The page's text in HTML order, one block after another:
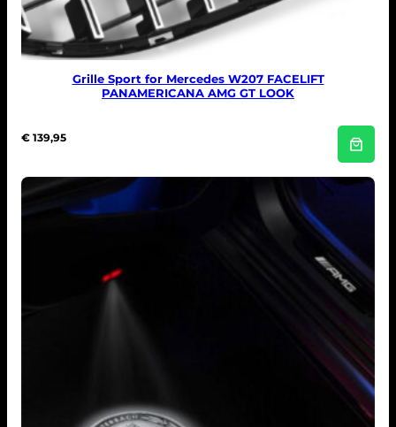
Grille Sport for Mercedes W207 FACELIFT
PANAMERICANA AMG GT LOOK
€ 139,95